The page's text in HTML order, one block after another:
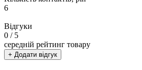
6
Відгуки
0 / 5
середній рейтинг товару
+ Додати відгук